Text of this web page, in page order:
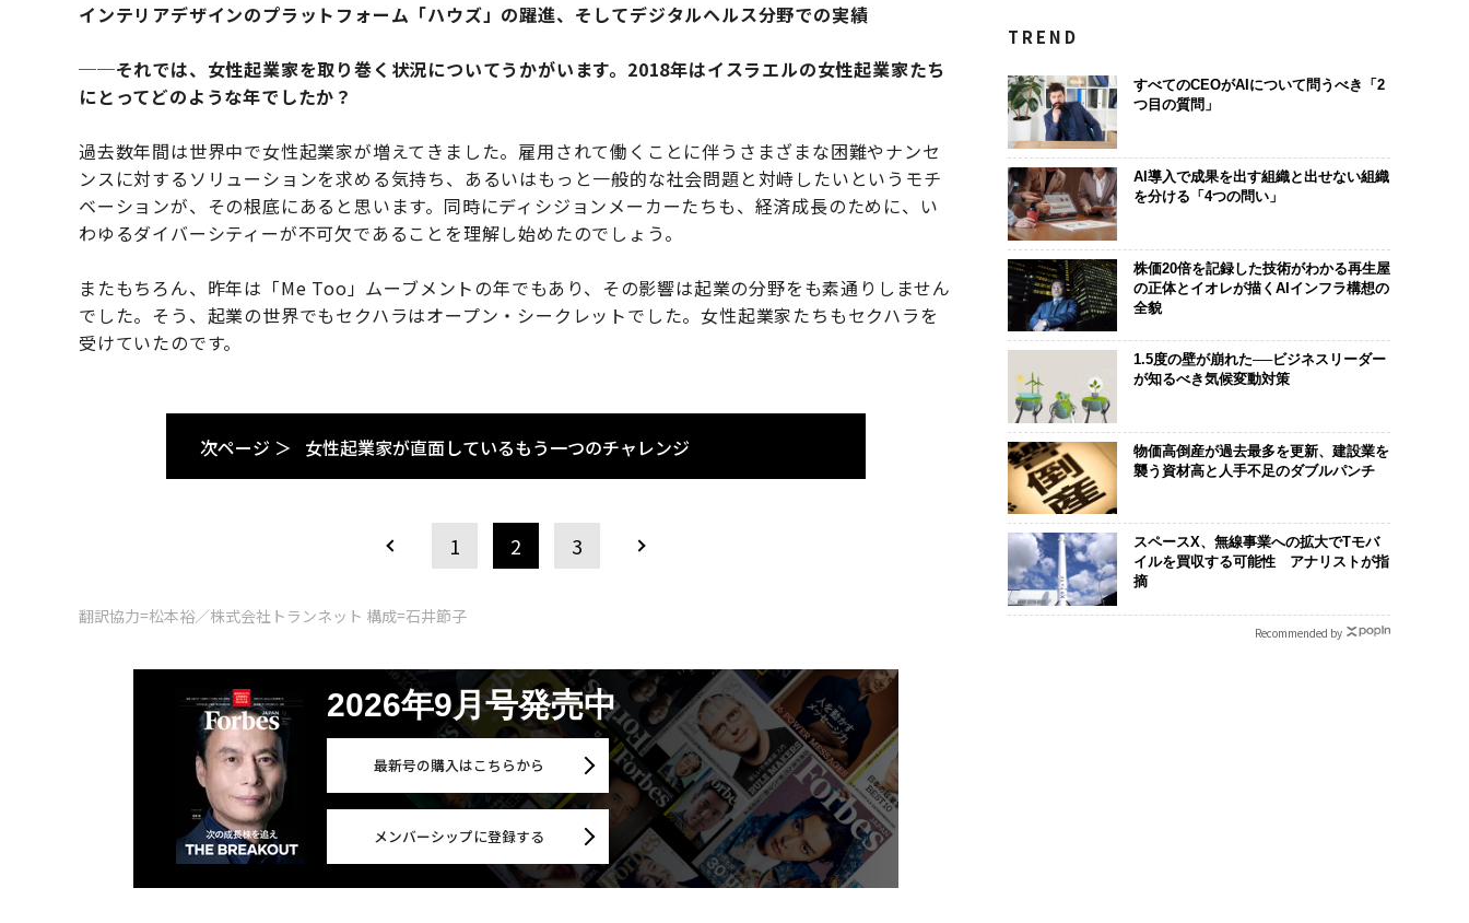
インテリアデザインのプラットフォーム「ハウズ」の躍進、そしてデジタルヘルス分野での実績
──それでは、女性起業家を取り巻く状況についてうかがいます。2018年はイスラエルの女性起業家たち
にとってどのような年でしたか？
過去数年間は世界中で女性起業家が増えてきました。雇用されて働くことに伴うさまざまな困難やナンセ
ンスに対するソリューションを求める気持ち、あるいはもっと一般的な社会問題と対峙したいというモチ
ベーションが、その根底にあると思います。同時にディシジョンメーカーたちも、経済成長のために、い
わゆるダイバーシティーが不可欠であることを理解し始めたのでしょう。
またもちろん、昨年は「Me Too」ムーブメントの年でもあり、その影響は起業の分野をも素通りしません
でした。そう、起業の世界でもセクハラはオープン・シークレットでした。女性起業家たちもセクハラを
受けていたのです。
次ページ ＞ 女性起業家が直面しているもう一つのチャレンジ
1 2 3
翻訳協力=松本裕／株式会社トランネット 構成=石井節子
2026年9月号発売中
最新号の購入はこちらから
メンバーシップに登録する
TREND
すべてのCEOがAIについて問うべき「2
つ目の質問」
AI導入で成果を出す組織と出せない組織
を分ける「4つの問い」
株価20倍を記録した技術がわかる再生屋
の正体とイオレが描くAIインフラ構想の
全貌
1.5度の壁が崩れた──ビジネスリーダー
が知るべき気候変動対策
物価高倒産が過去最多を更新、建設業を
襲う資材高と人手不足のダブルパンチ
スペースX、無線事業への拡大でTモバ
イルを買収する可能性 アナリストが指
摘
Recommended by